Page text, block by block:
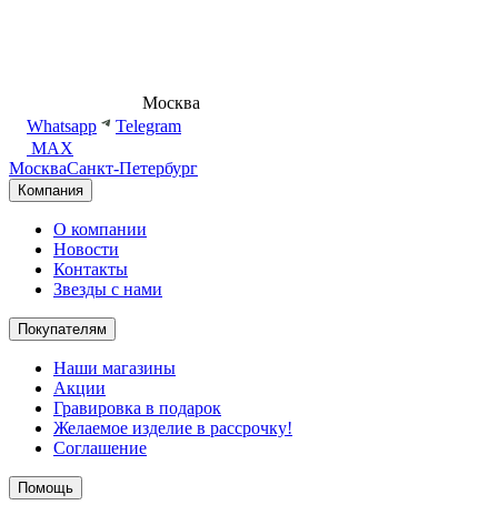
Москва
Whatsapp
Telegram
MAX
МоскваСанкт-Петербург
Компания
О компании
Новости
Контакты
Звезды с нами
Покупателям
Наши магазины
Акции
Гравировка в подарок
Желаемое изделие в рассрочку!
Соглашение
Помощь